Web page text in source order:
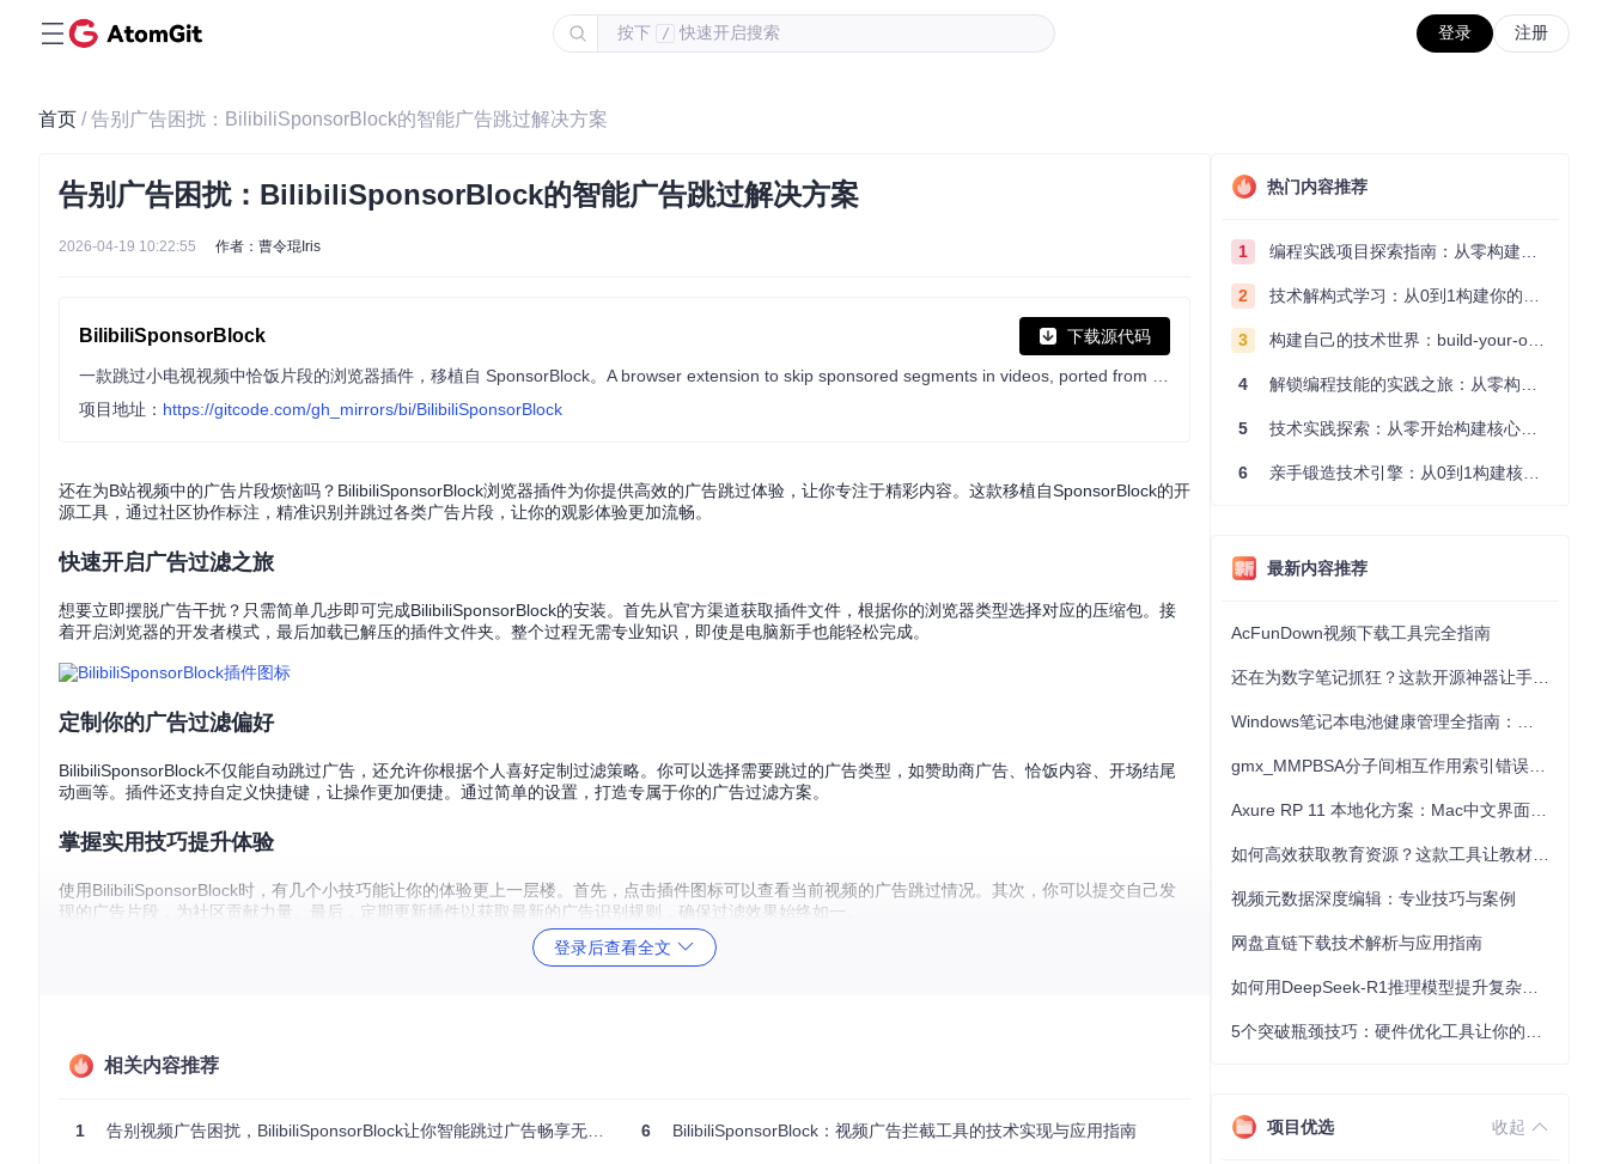
按下 / 快速开启搜索 登录 注册
首页 / 告别广告困扰：BilibiliSponsorBlock的智能广告跳过解决方案
告别广告困扰：BilibiliSponsorBlock的智能广告跳过解决方案
2026-04-19 10:22:55 作者：曹令琨Iris
BilibiliSponsorBlock 下载源代码
项目地址： https://gitcode.com/gh_mirrors/bi/BilibiliSponsorBlock
还在为B站视频中的广告片段烦恼吗？BilibiliSponsorBlock浏览器插件为你提供高效的广告跳过体验，让你专注于精彩内容。这款移植自SponsorBlock的开
源工具，通过社区协作标注，精准识别并跳过各类广告片段，让你的观影体验更加流畅。
快速开启广告过滤之旅
想要立即摆脱广告干扰？只需简单几步即可完成BilibiliSponsorBlock的安装。首先从官方渠道获取插件文件，根据你的浏览器类型选择对应的压缩包。接
着开启浏览器的开发者模式，最后加载已解压的插件文件夹。整个过程无需专业知识，即使是电脑新手也能轻松完成。
定制你的广告过滤偏好
BilibiliSponsorBlock不仅能自动跳过广告，还允许你根据个人喜好定制过滤策略。你可以选择需要跳过的广告类型，如赞助商广告、恰饭内容、开场结尾
动画等。插件还支持自定义快捷键，让操作更加便捷。通过简单的设置，打造专属于你的广告过滤方案。
掌握实用技巧提升体验
使用BilibiliSponsorBlock时，有几个小技巧能让你的体验更上一层楼。首先，点击插件图标可以查看当前视频的广告跳过情况。其次，你可以提交自己发
现的广告片段，为社区贡献力量。最后，定期更新插件以获取最新的广告识别规则，确保过滤效果始终如一。
问：需要注册账号才能使用吗？
加入社区共同进步
登录后查看全文
相关内容推荐
1 告别视频广告困扰，BilibiliSponsorBlock让你智能跳过广告畅享无缝观影 6 BilibiliSponsorBlock：视频广告拦截工具的技术实现与应用指南
热门内容推荐
1 编程实践项目探索指南：从零构建技术能力体系
2 技术解构式学习：从0到1构建你的编程知识体系
3 构建自己的技术世界：build-your-own-x项目的实践探索指南
4 解锁编程技能的实践之旅：从零构建你的技术世界
5 技术实践探索：从零开始构建核心系统的实践指南
6 亲手锻造技术引擎：从0到1构建核心系统的实践指南
最新内容推荐
AcFunDown视频下载工具完全指南
视频元数据深度编辑：专业技巧与案例
网盘直链下载技术解析与应用指南
项目优选 收起